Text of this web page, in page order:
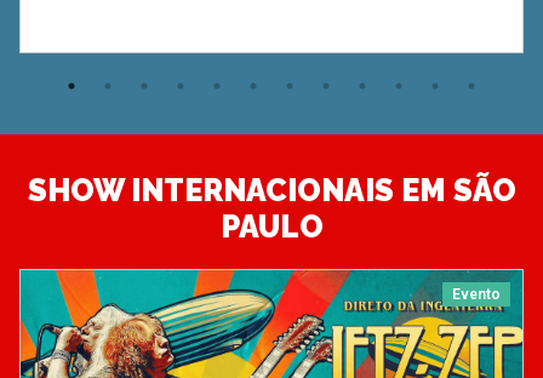
SHOW INTERNACIONAIS EM SÃO
PAULO
Evento